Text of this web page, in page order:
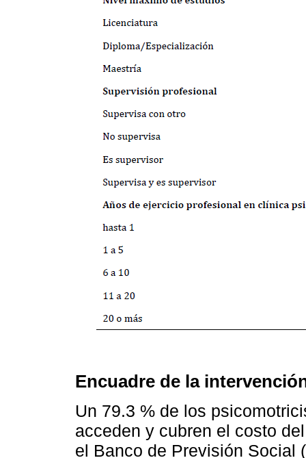
Encuadre de la
Un 79.3 % de los
acceden y cubren el costo
el Banco de Previsión Social